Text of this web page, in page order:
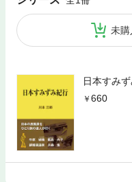
未購
日本すみ
660